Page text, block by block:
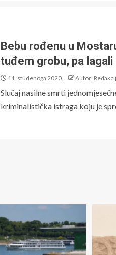
Bebu rođenu u
tuđem grobu, pa
11. studenoga 2020. Autor:
Slučaj nasilne smrti
kriminalistička istraga koju je